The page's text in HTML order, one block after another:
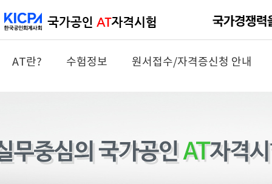
AT란? 수험정보 원서접수/자격증신청 안내